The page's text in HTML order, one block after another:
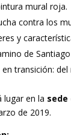
mural roja.
contra los
y
de
en transición:
lugar en la sede
de 2019.